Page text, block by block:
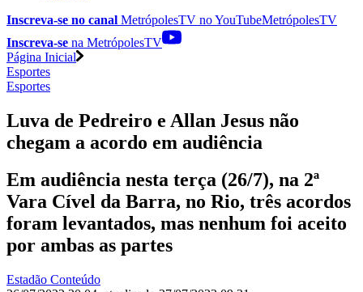
Inscreva-se no canal MetrópolesTV noYouTubeMetrópolesTV
Inscreva-se na MetrópolesTV
Página Inicial
Esportes
Esportes
Luva de Pedreiro e Allan Jesus não
chegam a acordo em audiência
Em audiência nesta terça (26/7), na 2ª
Vara Cível da Barra, no Rio, três acordos
foram levantados, mas nenhum foi aceito
por ambas as partes
Estadão Conteúdo